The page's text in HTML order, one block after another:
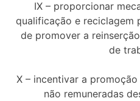
IX – proporcionar
qualificação e reciclagem
de promover a
de
X – incentivar a
não remuneradas